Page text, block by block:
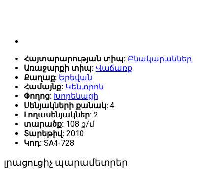
Հայտարարության տիպ: Բնակարաններ
Առաջարքի տիպ: Վաճառք
Քաղաք: Երեվան
Համայնք: Կենտրոն
Փողոց: Խորենացի
Սենյակների քանակ: 4
Լողասենյակներ: 2
տարածք: 108 ք/մ
Տարեթիվ: 2010
Կոդ: SA4-728
լրացուցիչ պարամետրեր